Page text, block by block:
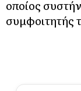
οποίος
συμφοιτητής